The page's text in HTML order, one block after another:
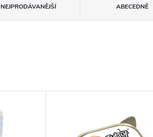
NEJPRODÁVANĚJŠÍ ABECEDNĚ